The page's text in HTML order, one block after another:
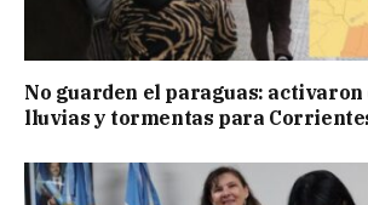
No guarden el paraguas:
lluvias y tormentas para